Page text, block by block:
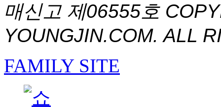
매신고 제06555호
YOUNGJIN.COM. ALL
FAMILY SITE